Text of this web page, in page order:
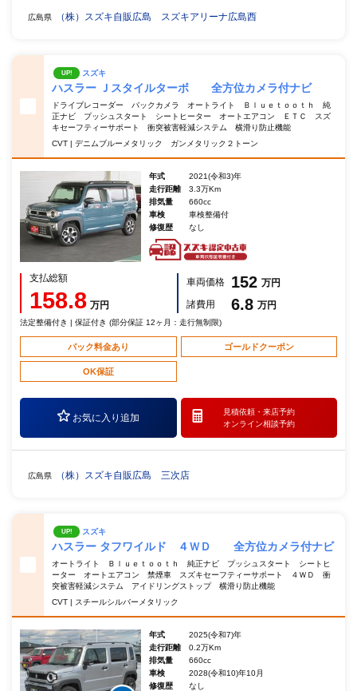
広島県 （株）スズキ自販広島 スズキアリーナ広島西
UP! スズキ
ハスラー Ｊスタイルターボ 全方位カメラ付ナビ
ドライブレコーダー バックカメラ オートライト Ｂｌｕｅｔｏｏｔｈ 純
正ナビ プッシュスタート シートヒーター オートエアコン ＥＴＣ スズ
キセーフティーサポート 衝突被害軽減システム 横滑り防止機能
CVT | デニムブルーメタリック ガンメタリック２トーン
年式
2021(令和3)年
走行距離
3.3万Km
排気量
660cc
車検
車検整備付
修復歴
なし
支払総額
158.8 万円
車両価格 152 万円
諸費用
6.8 万円
法定整備付き | 保証付き (部分保証 12ヶ月：走行無制限)
パック料金あり ゴールドクーポン
OK保証
お気に入り追加
見積依頼・ 来店予約
オンライン相談予約
広島県 （株）スズキ自販広島 三次店
UP! スズキ
ハスラー タフワイルド ４ＷＤ 全方位カメラ付ナビ
オートライト Ｂｌｕｅｔｏｏｔｈ 純正ナビ プッシュスタート シートヒ
ーター オートエアコン 禁煙車 スズキセーフティーサポート ４ＷＤ 衝
突被害軽減システム アイドリングストップ 横滑り防止機能
CVT | スチールシルバーメタリック
年式
2025(令和7)年
走行距離
0.2万Km
排気量
660cc
車検
2028(令和10)年10月
修復歴
なし